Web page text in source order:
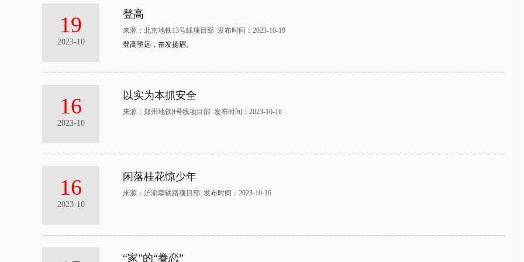
19
2023-10
登高
来源：北京地铁13号线项目部 发布时间：2023-10-19
登高望远，奋发扬眉。
16
2023-10
以实为本抓安全
来源：郑州地铁8号线项目部 发布时间：2023-10-16
16
2023-10
闲落桂花惊少年
来源：沪渝蓉铁路项目部 发布时间：2023-10-16
“家”的“眷恋”